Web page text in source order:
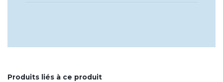
Produits liés à ce produit